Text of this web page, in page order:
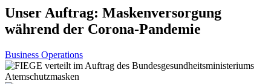
Unser Auftrag: Maskenversorgung
während der Corona-Pandemie
Business Operations